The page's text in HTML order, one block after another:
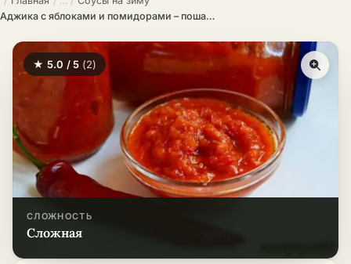
Аджика с яблоками и помидорами – пошаговый рецепт в домашних условиях
★ 5.0 / 5 (2)
СЛОЖНОСТЬ
сложная